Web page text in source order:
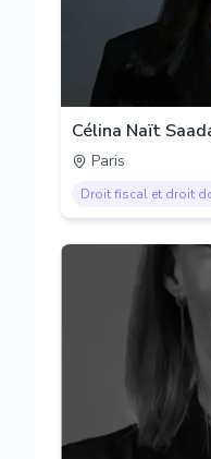
Célina Naït
Paris
Droit fiscal et droit